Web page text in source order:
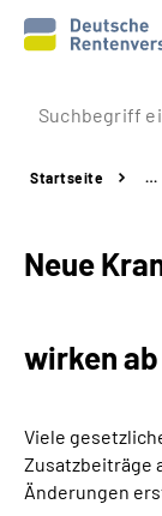
Prävention
Rente
Über uns &
Startseite …
Neue
wirken
Viele
Zusatzbeiträge
Änderungen